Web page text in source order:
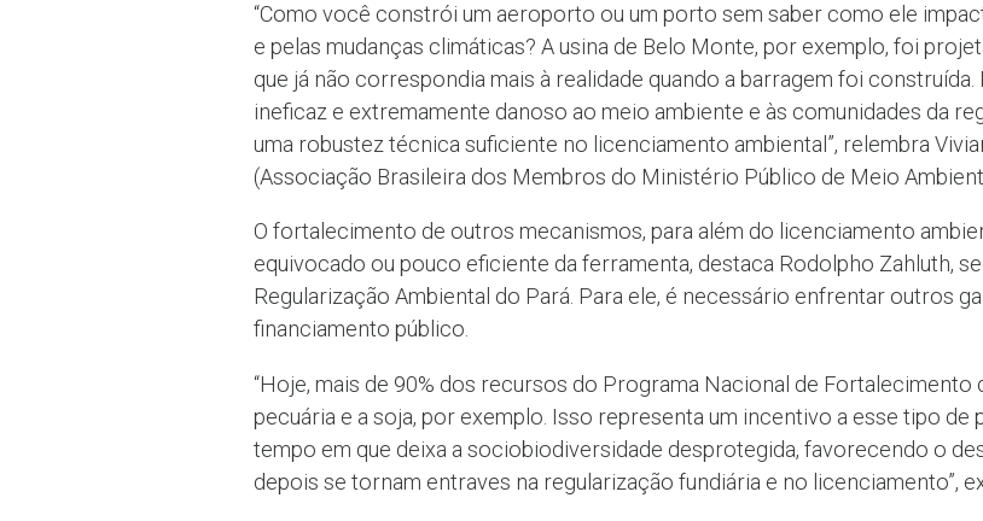
“Como você constrói um aeroporto ou um porto sem saber como ele
e pelas mudanças climáticas? A usina de Belo Monte, por exemplo, foi
que já não correspondia mais à realidade quando a barragem foi
ineficaz e extremamente danoso ao meio ambiente e às comunidades da
uma robustez técnica suficiente no licenciamento ambiental”, relembra
(Associação Brasileira dos Membros do Ministério Público de Meio
O fortalecimento de outros mecanismos, para além do licenciamento
equivocado ou pouco eficiente da ferramenta, destaca Rodolpho Zahluth,
Regularização Ambiental do Pará. Para ele, é necessário enfrentar outros
financiamento público.
“Hoje, mais de 90% dos recursos do Programa Nacional de Fortalecimento
pecuária e a soja, por exemplo. Isso representa um incentivo a esse tipo de
tempo em que deixa a sociobiodiversidade desprotegida, favorecendo o
depois se tornam entraves na regularização fundiária e no licenciamento”,